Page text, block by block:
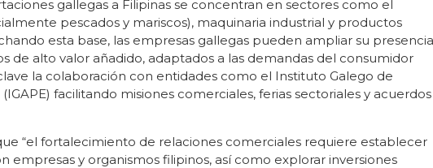
gallegas a Filipinas se concentran en sectores como el
pescados y mariscos), maquinaria industrial y productos
esta base, las empresas gallegas pueden ampliar su presencia
de alto valor añadido, adaptados a las demandas del consumidor
la colaboración con entidades como el Instituto Galego de
facilitando misiones comerciales, ferias sectoriales y acuerdos
“el fortalecimiento de relaciones comerciales requiere establecer
empresas y organismos filipinos, así como explorar inversiones